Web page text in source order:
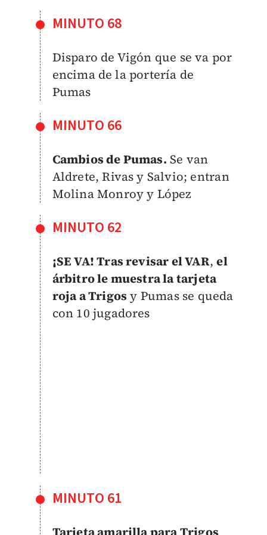
MINUTO 68
Disparo de Vigón que se va por
encima de la portería de
Pumas
MINUTO 66
Cambios de Pumas. Se van
Aldrete, Rivas y Salvio; entran
Molina Monroy y López
MINUTO 62
¡SE VA! Tras revisar el VAR,el
árbitro le muestra la tarjeta
roja a Trigos y Pumas se queda
con 10 jugadores
MINUTO 61